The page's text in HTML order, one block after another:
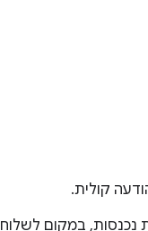
קולית.
נכנסות, במקום לשלוח